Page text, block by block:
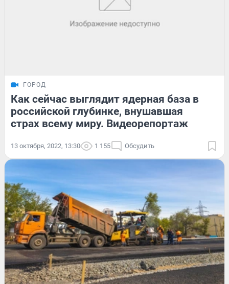
ГОРОД
Как сейчас выглядит ядерная база в
российской глубинке, внушавшая
страх всему миру. Видеорепортаж
13 октября, 2022, 13:30 1 155 Обсудить